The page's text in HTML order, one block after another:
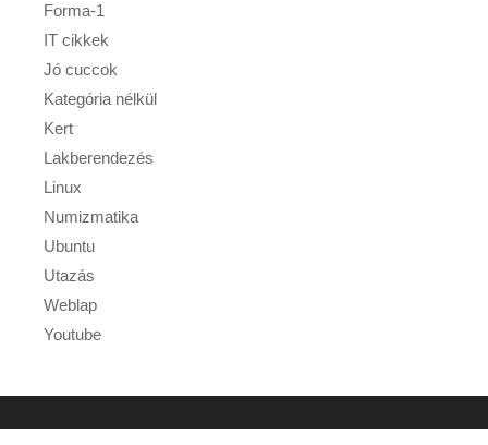
Forma-1
IT cikkek
Jó cuccok
Kategória nélkül
Kert
Lakberendezés
Linux
Numizmatika
Ubuntu
Utazás
Weblap
Youtube